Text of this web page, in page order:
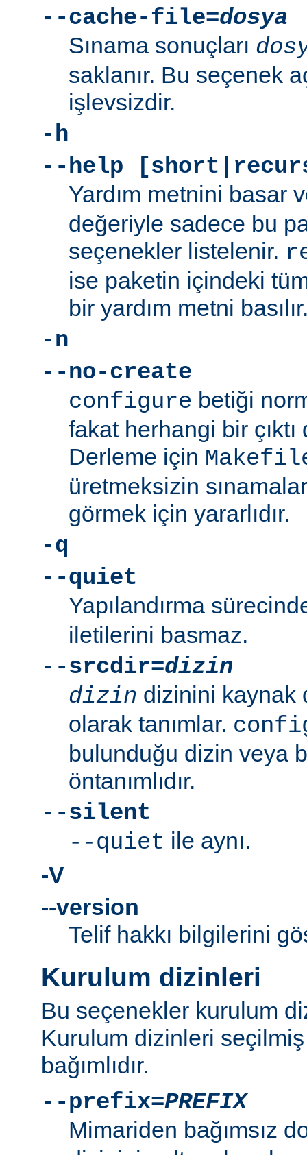
--cache-file=dosya
Sınama sonuçları
saklanır. Bu seçenek
işlevsizdir.
-h
--help
Yardım metnini basar
değeriyle sadece bu
seçenekler listelenir.
ise paketin içindeki
bir yardım metni
-n
--no-create
configure betiği
fakat herhangi bir
Derleme için
üretmeksizin
görmek için yararlıdır.
-q
--quiet
Yapılandırma
iletilerini basmaz.
--srcdir=dizin
dizin dizinini kaynak
olarak tanımlar.
bulunduğu dizin veya
öntanımlıdır.
--silent
--quiet ile aynı.
-V
--version
Telif hakkı bilgilerini
Kurulum dizinleri
Bu seçenekler kurulum
Kurulum dizinleri
bağımlıdır.
--prefix=PREFIX
Mimariden bağımsız